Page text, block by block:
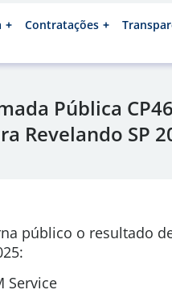
Contratações
Pública
Revelando SP
público o resultado
Service